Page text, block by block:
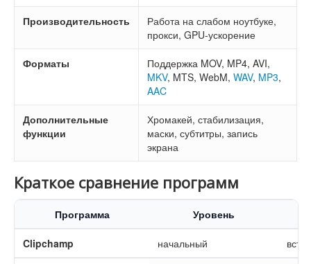
Производительность
Работа на слабом ноутбуке,
прокси, GPU-ускорение
Форматы
Поддержка MOV, MP4, AVI,
MKV, MTS, WebM, WAV, MP3,
AAC
Дополнительные
функции
Хромакей, стабилизация,
маски, субтитры, запись
экрана
Краткое сравнение программ
Программа Уровень
Clipchamp начальный